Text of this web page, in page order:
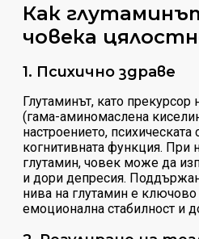
Как
човека
1. Психично здраве
Глутаминът, като прекурсор
(гама-аминомаслена
настроението, психическата
когнитивната функция. При
глутамин, човек може да
и дори депресия.
нива на глутамин е ключово
емоционална стабилност и